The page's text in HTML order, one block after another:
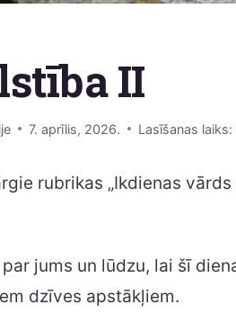
II
7. aprīlis, 2026. Lasīšanas laiks:
rubrikas „Ikdienas
jums un lūdzu, lai šī
dzīves apstākļiem.